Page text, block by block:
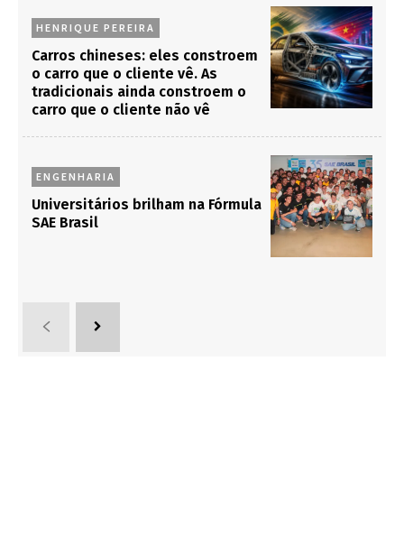
HENRIQUE PEREIRA
Carros chineses: eles constroem
o carro que o cliente vê. As
tradicionais ainda constroem o
carro que o cliente não vê
ENGENHARIA
Universitários brilham na Fórmula
SAE Brasil